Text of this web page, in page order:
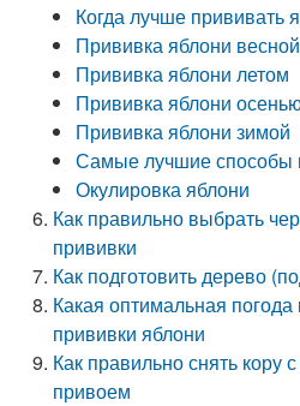
Когда лучше прививать
Прививка яблони весной
Прививка яблони летом
Прививка яблони
Прививка яблони зимой
Самые лучшие способы
Окулировка яблони
Как правильно выбрать
прививки
Как подготовить дерево
Какая оптимальная
прививки яблони
Как правильно снять кору
привоем